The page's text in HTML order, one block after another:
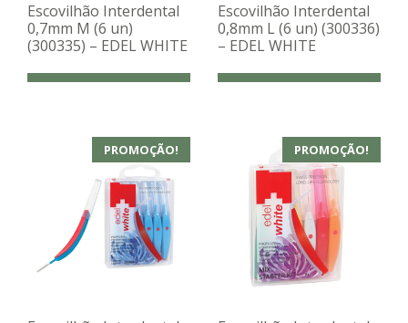
Escovilhão Interdental
0,7mm M (6 un)
(300335) – EDEL WHITE
Escovilhão Interdental
0,8mm L (6 un) (300336)
– EDEL WHITE
PROMOÇÃO! PROMOÇÃO!